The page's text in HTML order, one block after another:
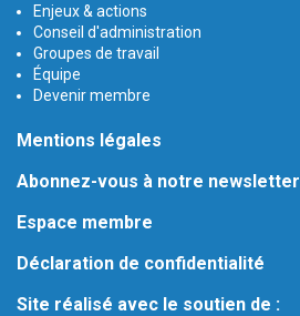
Enjeux & actions
Conseil d'administration
Groupes de travail
Équipe
Devenir membre
Mentions légales
Abonnez-vous à notre newsletter
Espace membre
Déclaration de confidentialité
Site réalisé avec le soutien de :